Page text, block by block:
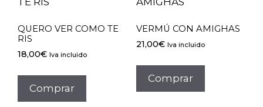
QUERO VER COMO TE
RIS
18,00€ Iva incluido
Comprar
VERMÚ CON AMIGHAS
21,00€ Iva incluido
Comprar